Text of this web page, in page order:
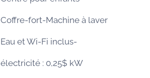
Coffre-fort-Machine à laver
Eau et Wi-Fi inclus-
électricité : 0,25$ kW